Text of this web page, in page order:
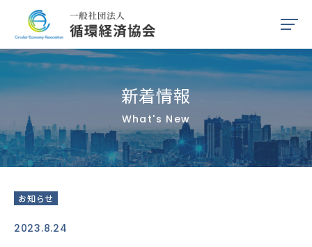
HOME
リソース
入会案内
新着情報
What's New
お知らせ
2023.8.24